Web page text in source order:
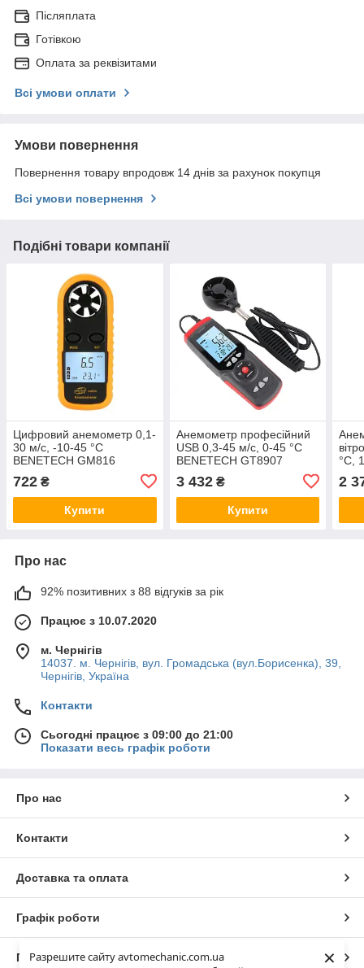
Разрешите сайту avtomechanic.com.ua
×
Післяплата
Готівкою
Оплата за реквізитами
Всі умови оплати
Умови повернення
Повернення товару впродовж 14 днів за рахунок покупця
Всі умови повернення
Подібні товари компанії
Цифровий анемометр 0,1-
30 м/с, -10-45 °C
BENETECH GM816
722 ₴
Купити
Анемометр професійний
USB 0,3-45 м/с, 0-45 °C
BENETECH GT8907
3 432₴
Купити
°C,
2
Про нас
92% позитивних з 88 відгуків за рік
Працює з 10.07.2020
м. Чернігів
14037. м. Чернігів, вул. Громадська (вул.Борисенка), 39,
Чернігів, Україна
Контакти
Сьогодні працює з 09:00 до 21:00
Показати весь графік роботи
Про нас
Контакти
Доставка та оплата
Графік роботи
Повна версія сайту